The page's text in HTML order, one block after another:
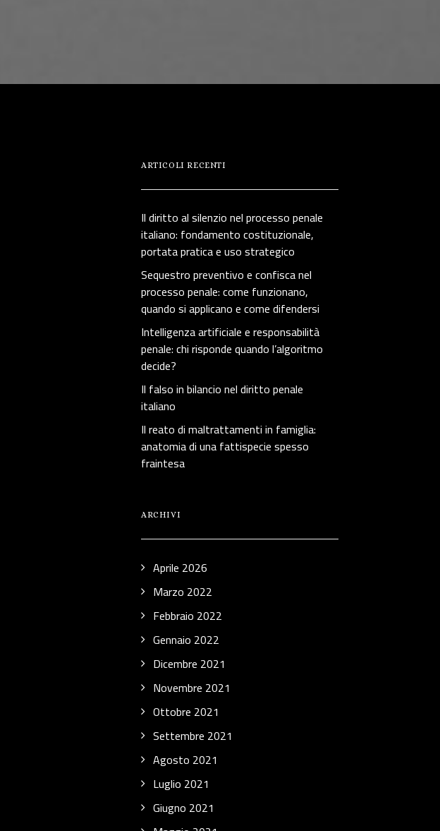
ARTICOLI RECENTI
Il diritto al silenzio nel processo penale
italiano: fondamento costituzionale,
portata pratica e uso strategico
Sequestro preventivo e confisca nel
processo penale: come funzionano,
quando si applicano e come difendersi
Intelligenza artificiale e responsabilità
penale: chi risponde quando l’algoritmo
decide?
Il falso in bilancio nel diritto penale
italiano
Il reato di maltrattamenti in famiglia:
anatomia di una fattispecie spesso
fraintesa
ARCHIVI
Aprile 2026
Marzo 2022
Febbraio 2022
Gennaio 2022
Dicembre 2021
Novembre 2021
Ottobre 2021
Settembre 2021
Agosto 2021
Luglio 2021
Giugno 2021